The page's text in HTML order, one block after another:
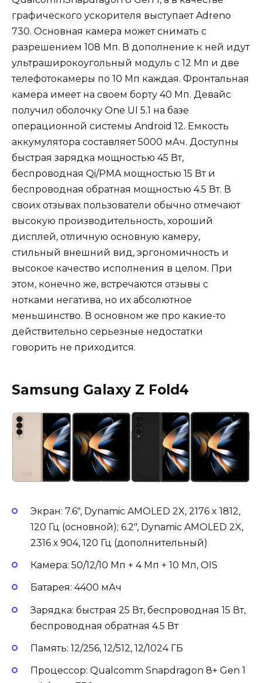
графического ускорителя выступает Adreno
730. Основная камера может снимать с
разрешением 108 Мп. В дополнение к ней идут
ультраширокоугольный модуль с 12 Мп и две
телефотокамеры по 10 Мп каждая. Фронтальная
камера имеет на своем борту 40 Мп. Девайс
получил оболочку One UI 5.1 на базе
операционной системы Android 12. Емкость
аккумулятора составляет 5000 мАч. Доступны
быстрая зарядка мощностью 45 Вт,
беспроводная Qi/PMA мощностью 15 Вт и
беспроводная обратная мощностью 4.5 Вт. В
своих отзывах пользователи обычно отмечают
высокую производительность, хороший
дисплей, отличную основную камеру,
стильный внешний вид, эргономичность и
высокое качество исполнения в целом. При
этом, конечно же, встречаются отзывы с
нотками негатива, но их абсолютное
меньшинство. В основном же про какие-то
действительно серьезные недостатки
говорить не приходится.
Samsung Galaxy Z Fold4
Экран: 7.6″, Dynamic AMOLED 2X, 2176 x 1812,
120 Гц (основной); 6.2″, Dynamic AMOLED 2X,
2316 х 904, 120 Гц (дополнительный)
Камера: 50/12/10 Мп + 4 Мп + 10 Мп, OIS
Батарея: 4400 мАч
Зарядка: быстрая 25 Вт, беспроводная 15 Вт,
беспроводная обратная 4.5 Вт
Память: 12/256, 12/512, 12/1024 ГБ
Процессор: Qualcomm Snapdragon 8+ Gen 1